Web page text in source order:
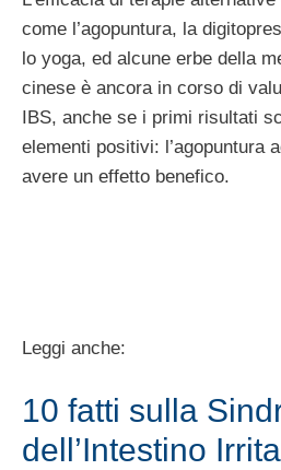
come l’agopuntura, la
lo yoga, ed alcune erbe della
cinese è ancora in corso di
IBS, anche se i primi risultati
elementi positivi: l’agopuntura
avere un effetto benefico.
Leggi anche:
10 fatti sulla
dell’Intestino